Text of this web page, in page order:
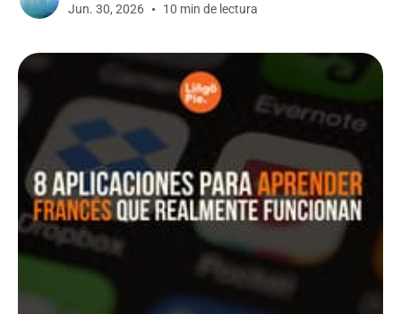
Jun. 30, 2026
10 min de lectura